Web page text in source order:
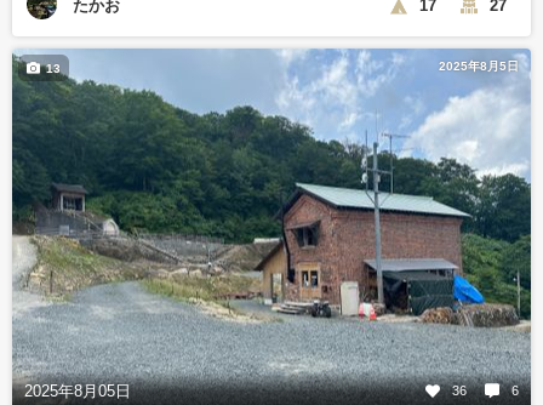
たかお 17 27
2025年8月5日
2025年8月05日 36 6
13